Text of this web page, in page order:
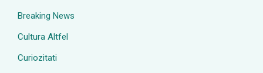
Breaking News
Cultura Altfel
Curiozitati